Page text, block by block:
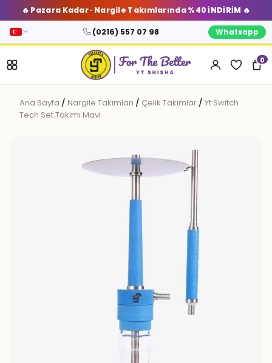
🔥 Pazara Kadar · Nargile Takımlarında %40 İNDİRİM 🔥
(0216) 557 07 98 Whatsapp
0
Ana Sayfa / Nargile Takımları / Çelik Takımlar / Yt Switch
Tech Set Takımı Mavi